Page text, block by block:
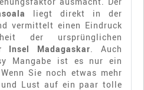
liegt direkt in der
vermittelt einen Eindruck
der ursprünglichen
Insel
Madagaskar. Auch
Mangabe ist es nur ein
Sie noch etwas mehr
Lust auf ein paar tolle